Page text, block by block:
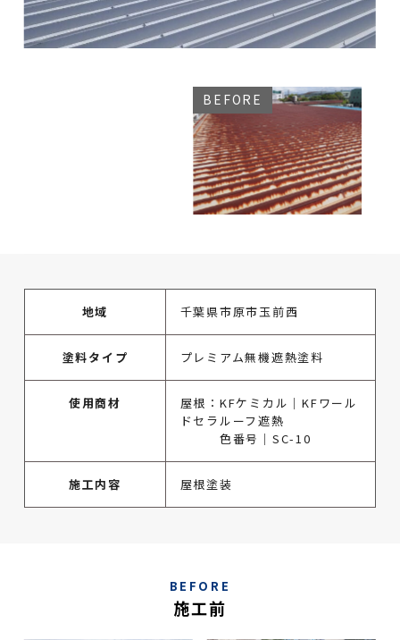
地域 千葉県市原市玉前西
塗料タイプ プレミアム無機遮熱塗料
使用商材
屋根：KFケミカル｜KFワール
ドセラルーフ遮熱
色番号｜SC-10
施工内容 屋根塗装
BEFORE
施工前